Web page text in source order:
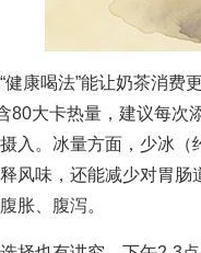
喝法”能让奶茶消费
80大卡热量，建议每次
入。冰量方面，少冰（
风味，还能减少对胃
胀、腹泻。